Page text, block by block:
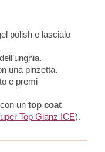
polish e lascialo
una pinzetta.
e premi
un top coat
Top Glanz ICE).